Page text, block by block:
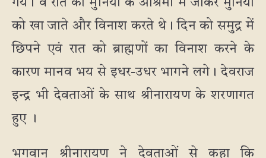
गये। वे रात को मुनियों के आश्रमों में जाकर मुनियों
को खा जाते और विनाश करते थे। दिन को समुद्र में
छिपने एवं रात को ब्राह्मणों का विनाश करने के
कारण मानव भय से इधर-उधर भागने लगे। देवराज
इन्द्र भी देवताओं के साथ श्रीनारायण के शरणागत
हुए ।
भगवान् श्रीनारायण ने देवताओं से कहा कि